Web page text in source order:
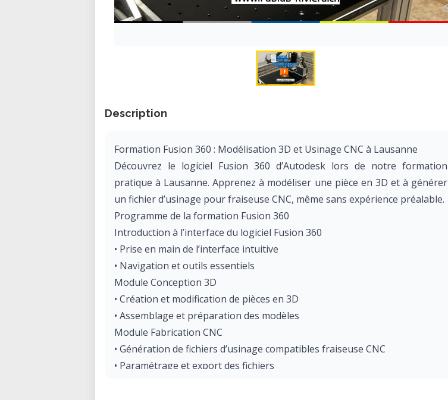
Description
Formation Fusion 360 : Modélisation 3D et Usinage CNC à Lausanne
Découvrez le logiciel Fusion 360 d’Autodesk lors de notre formation
pratique à Lausanne. Apprenez à modéliser une pièce en 3D et à générer
un fichier d’usinage pour fraiseuse CNC, même sans expérience préalable.
Programme de la formation Fusion 360
Introduction à l’interface du logiciel Fusion 360
• Prise en main de l’interface intuitive
• Navigation et outils essentiels
Module Conception 3D
• Création et modification de pièces en 3D
• Assemblage et préparation des modèles
Module Fabrication CNC
• Génération de fichiers d’usinage compatibles fraiseuse CNC
• Paramétrage et export des fichiers